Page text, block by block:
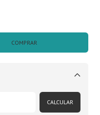
Alterar CEP
CALCULAR